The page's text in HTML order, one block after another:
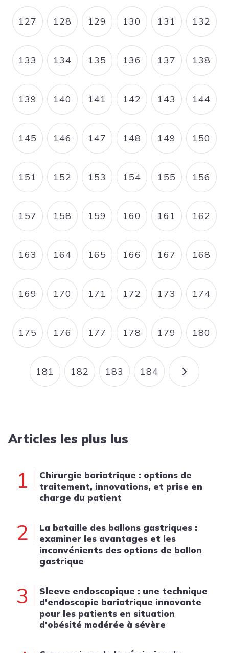
PAGE
127 PAGE
128 PAGE
129 PAGE
130 PAGE
131 PAGE
132
PAGE
133 PAGE
134 PAGE
135 PAGE
136 PAGE
137 PAGE
138
PAGE
139 PAGE
140 PAGE
141 PAGE
142 PAGE
143 PAGE
144
PAGE
145 PAGE
146 PAGE
147 PAGE
148 PAGE
149 PAGE
150
PAGE
151 PAGE
152 PAGE
153 PAGE
154 PAGE
155 PAGE
156
PAGE
157 PAGE
158 PAGE
159 PAGE
160 PAGE
161 PAGE
162
PAGE
163 PAGE
164 PAGE
165 PAGE
166 PAGE
167 PAGE
168
PAGE
169 PAGE
170 PAGE
171 PAGE
172 PAGE
173 PAGE
174
PAGE
175 PAGE
176 PAGE
177 PAGE
178 PAGE
179 PAGE
180
PAGE
181 PAGE
182 PAGE
183 PAGE
184 PAGE
Articles les plus lus
1
Chirurgie bariatrique : options de
traitement, innovations, et prise en
charge du patient
2
La bataille des ballons gastriques :
examiner les avantages et les
inconvénients des options de ballon
gastrique
3
Sleeve endoscopique : une technique
d'endoscopie bariatrique innovante
pour les patients en situation
d'obésité modérée à sévère